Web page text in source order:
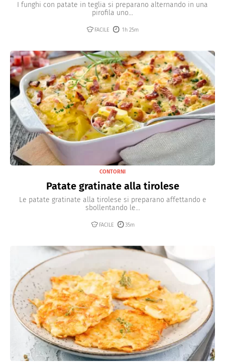
I funghi con patate in teglia si preparano alternando in una
pirofila uno...
FACILE 1h 25m
CONTORNI
Patate gratinate alla tirolese
Le patate gratinate alla tirolese si preparano affettando e
sbollentando le...
FACILE 35m